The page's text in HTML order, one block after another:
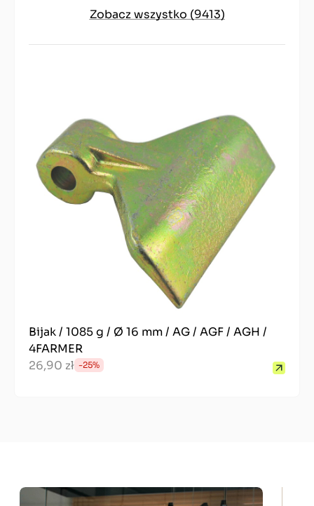
Bijak / 1085 g / Ø 16 mm / AG / AGF / AGH /
4FARMER
26,90 zł -25%
Zobacz wszystko (9413)